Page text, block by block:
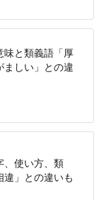
味と類義語「厚
ましい」との違
、使い方、類
」との違いも